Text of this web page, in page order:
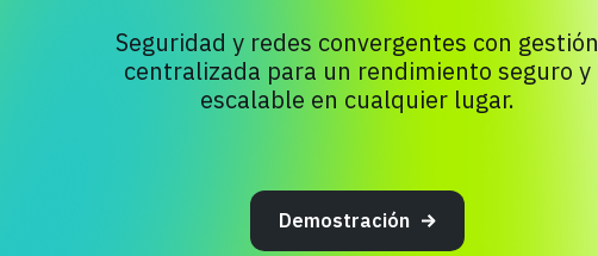
Seguridad y redes convergentes con gestión
centralizada para un rendimiento seguro y
escalable en cualquier lugar.
Demostración